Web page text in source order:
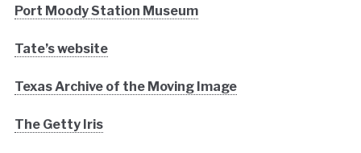
Port Moody Station Museum
Tate’s website
Texas Archive of the Moving Image
The Getty Iris